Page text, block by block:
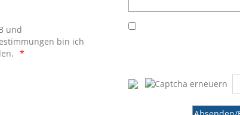
und
bin ich